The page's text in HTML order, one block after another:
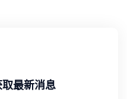
最新消息